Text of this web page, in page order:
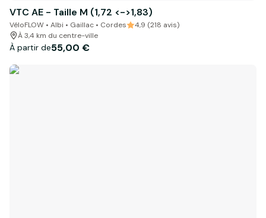
VTC AE - Taille M (1,72 <->1,83)
VéloFLOW • Albi • Gaillac • Cordes
4,9 (218 avis)
À 3,4 km du centre-ville
À partir de55,00 €